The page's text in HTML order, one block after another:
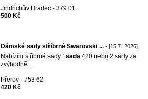
Jindřichův Hradec - 379 01
500 Kč
Dámské sady stříbrné Swarovski ... - [15.7. 2026]
Nabízím stříbrné sady 1sada 420 nebo 2 sady za
zvýhodně ...
Přerov - 753 62
420 Kč